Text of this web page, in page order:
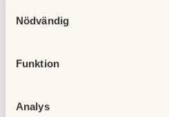
cookies och välja att endast
Nödvändig
Funktion
Analys
Räkna med att värmen i
handdukstork jämfört med ett
Ta bort element